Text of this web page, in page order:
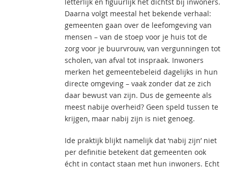
Daarna volgt meestal het bekende verhaal:
gemeenten gaan over de leefomgeving van
mensen – van de stoep voor je huis tot de
zorg voor je buurvrouw, van vergunningen tot
scholen, van afval tot inspraak. Inwoners
merken het gemeentebeleid dagelijks in hun
directe omgeving – vaak zonder dat ze zich
daar bewust van zijn. Dus de gemeente als
meest nabije overheid? Geen speld tussen te
krijgen, maar nabij zijn is niet genoeg.
Ide praktijk blijkt namelijk dat ‘nabij zijn’ niet
per definitie betekent dat gemeenten ook
écht in contact staan met hun inwoners. Echt